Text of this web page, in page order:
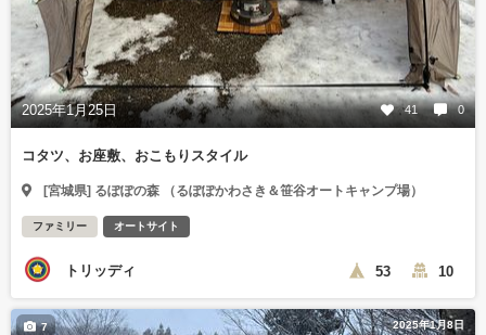
2025年1月25日 41 0
コタツ、お座敷、おこもりスタイル
[宮城県] るぽぽの森 （るぽぽかわさき＆笹谷オートキャンプ場）
ファミリー オートサイト
トリッディ 53 10
2025年1月8日
7